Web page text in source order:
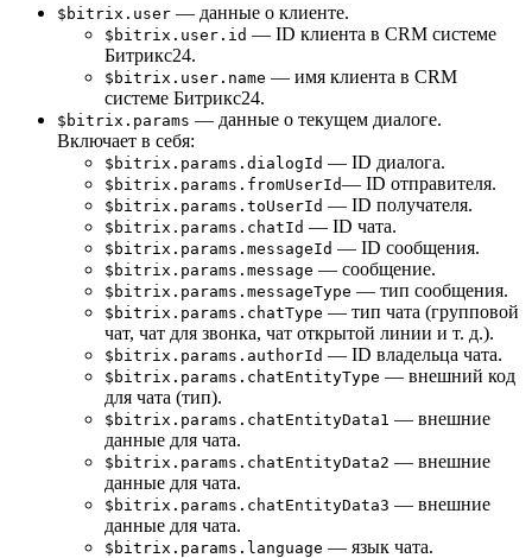
$bitrix.user — данные о клиенте.
$bitrix.user.id — ID клиента в CRM системе
Битрикс24.
$bitrix.user.name — имя клиента в CRM
системе Битрикс24.
$bitrix.params — данные о текущем диалоге.
Включает в себя:
$bitrix.params.dialogId — ID диалога.
$bitrix.params.fromUserId— ID отправителя.
$bitrix.params.toUserId — ID получателя.
$bitrix.params.chatId — ID чата.
$bitrix.params.messageId — ID сообщения.
$bitrix.params.message — сообщение.
$bitrix.params.messageType — тип сообщения.
$bitrix.params.chatType — тип чата (групповой
чат, чат для звонка, чат открытой линии и т. д.).
$bitrix.params.authorId — ID владельца чата.
$bitrix.params.chatEntityType — внешний код
для чата (тип).
$bitrix.params.chatEntityData1 — внешние
данные для чата.
$bitrix.params.chatEntityData2 — внешние
данные для чата.
$bitrix.params.chatEntityData3 — внешние
данные для чата.
$bitrix.params.language — язык чата.